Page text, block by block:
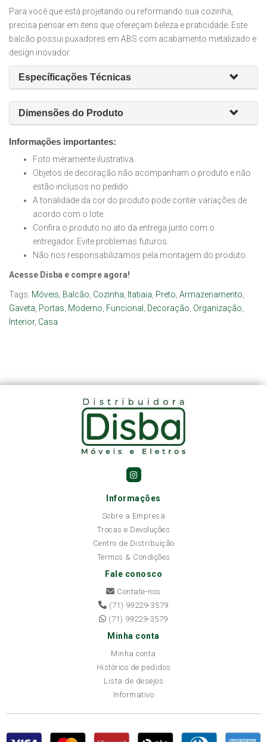
Para você que está projetando ou reformando sua cozinha,
precisa pensar em itens que ofereçam beleza e praticidade. Este
balcão possui puxadores em ABS com acabamento metalizado e
design inovador.
Específicações Técnicas
Dimensões do Produto
Informações importantes:
Foto meramente ilustrativa.
Objetos de decoração não acompanham o produto e não
estão inclusos no pedido.
A tonalidade da cor do produto pode conter variações de
acordo com o lote.
Confira o produto no ato da entrega junto com o
entregador. Evite problemas futuros.
Não nos responsabilizamos pela montagem do produto.
Acesse Disba e compre agora!
Tags: Móveis Balcão Cozinha Itatiaia Preto Armazenamento
Gaveta Portas Moderno Funcional Decoração Organização
Interior, Casa
Informações
Sobre a Empresa
Trocas e Devoluções
Centro de Distribuição
Termos & Condições
Fale conosco
Contate-nos
(71) 99229-3579
(71) 99229-3579
Minha conta
Minha conta
Histórico de pedidos
Lista de desejos
Informativo